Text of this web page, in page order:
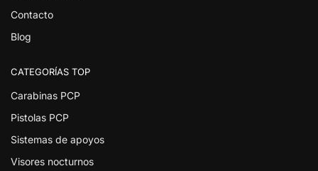
Contacto
Blog
CATEGORÍAS TOP
Carabinas PCP
Pistolas PCP
Sistemas de apoyos
Visores nocturnos